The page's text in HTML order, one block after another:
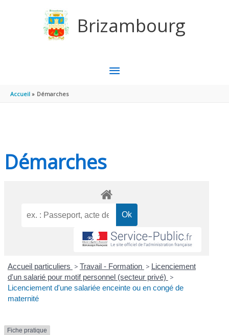
Brizambourg
MENU
Accueil Démarches
Démarches
Accueil particuliers > Travail - Formation > Licenciement
d'un salarié pour motif personnel (secteur privé) >
Licenciement d'une salariée enceinte ou en congé de
maternité
Fiche pratique